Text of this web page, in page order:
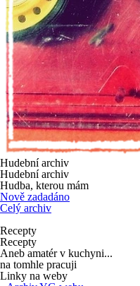
Hudební archiv
Hudební archiv
Hudba, kterou mám
Nově zadadáno
Celý archiv
Recepty
Recepty
Aneb amatér v kuchyni...
na tomhle pracuji
Linky na weby